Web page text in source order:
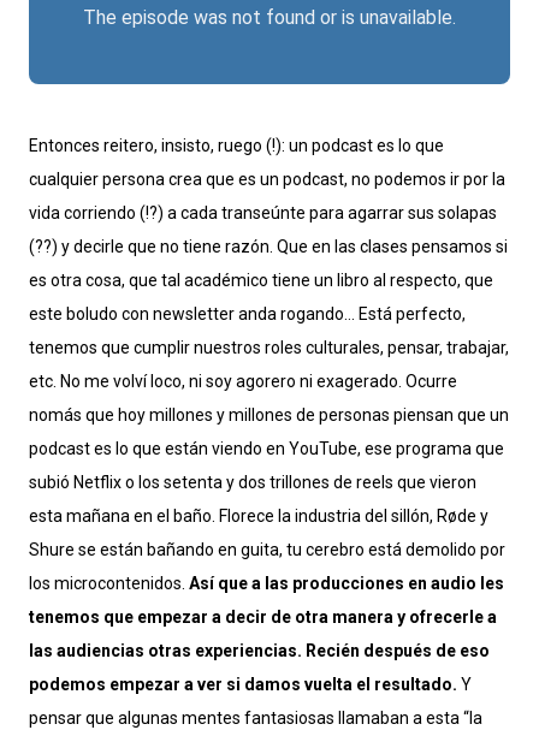
Entonces reitero, insisto, ruego (!): un podcast es lo que
cualquier persona crea que es un podcast, no podemos ir por la
vida corriendo (!?) a cada transeúnte para agarrar sus solapas
(??) y decirle que no tiene razón. Que en las clases pensamos si
es otra cosa, que tal académico tiene un libro al respecto, que
este boludo con newsletter anda rogando… Está perfecto,
tenemos que cumplir nuestros roles culturales, pensar, trabajar,
etc. No me volví loco, ni soy agorero ni exagerado. Ocurre
nomás que hoy millones y millones de personas piensan que un
podcast es lo que están viendo en YouTube, ese programa que
subió Netflix o los setenta y dos trillones de reels que vieron
esta mañana en el baño. Florece la industria del sillón, Røde y
Shure se están bañando en guita, tu cerebro está demolido por
los microcontenidos. Así que a las producciones en audio les
tenemos que empezar a decir de otra manera y ofrecerle a
las audiencias otras experiencias. Recién después de eso
podemos empezar a ver si damos vuelta el resultado. Y
pensar que algunas mentes fantasiosas llamaban a esta “la